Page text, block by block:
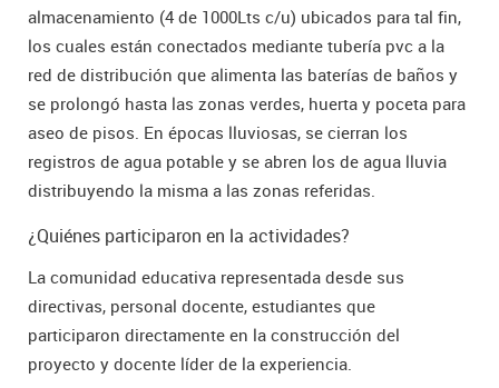
almacenamiento (4 de 1000Lts c/u) ubicados para tal fin,
los cuales están conectados mediante tubería pvc a la
red de distribución que alimenta las baterías de baños y
se prolongó hasta las zonas verdes, huerta y poceta para
aseo de pisos. En épocas lluviosas, se cierran los
registros de agua potable y se abren los de agua lluvia
distribuyendo la misma a las zonas referidas.
¿Quiénes participaron en la actividades?
La comunidad educativa representada desde sus
directivas, personal docente, estudiantes que
participaron directamente en la construcción del
proyecto y docente líder de la experiencia.